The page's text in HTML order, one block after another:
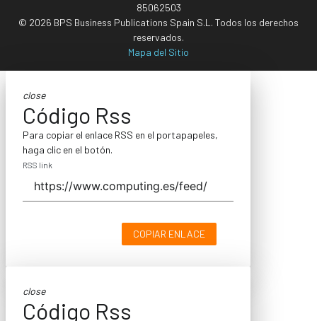
85062503
© 2026 BPS Business Publications Spain S.L. Todos los derechos
reservados.
Mapa del Sitio
close
Código Rss
Para copiar el enlace RSS en el portapapeles,
haga clic en el botón.
RSS link
COPIAR ENLACE
close
Código Rss